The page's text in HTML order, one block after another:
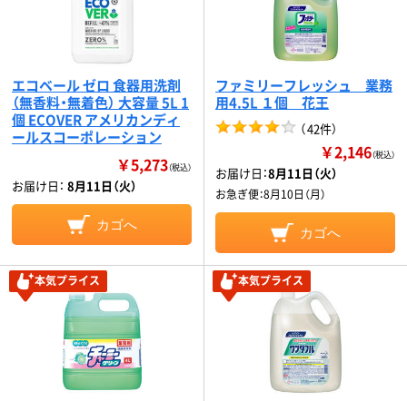
エコベール ゼロ 食器用洗剤
（無香料・無着色） 大容量 5L 1
個 ECOVER アメリカンディ
ールスコーポレーション
￥5,273（税込）
お届け日： 8月11日（火）
カゴへ
ファミリーフレッシュ 業務
用4.5L １個 花王
（42件）
￥2,146（税込）
お届け日：8月11日（火）
お急ぎ便：8月10日（月）
カゴへ
本気プライス 本気プライス